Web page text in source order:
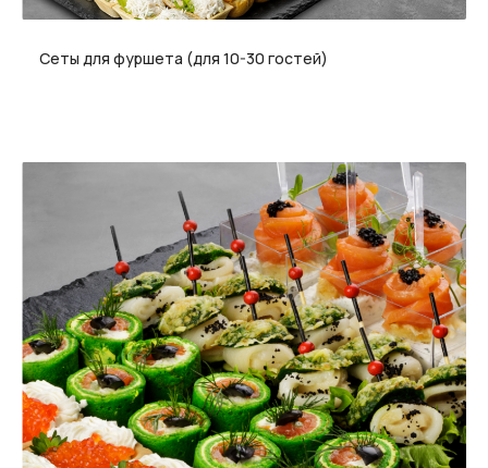
Сеты для фуршета (для 10-30 гостей)